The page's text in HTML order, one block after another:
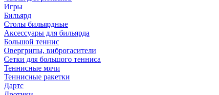
Игры
Бильярд
Столы бильярдные
Аксессуары для бильярда
Большой теннис
Овергрипы, виброгасители
Сетки для большого тенниса
Теннисные мячи
Теннисные ракетки
Дартс